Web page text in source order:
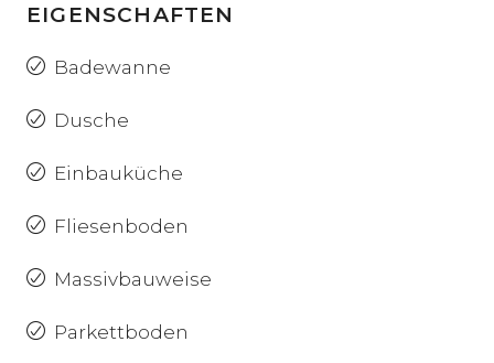
EIGENSCHAFTEN
Badewanne
Dusche
Einbauküche
Fliesenboden
Massivbauweise
Parkettboden